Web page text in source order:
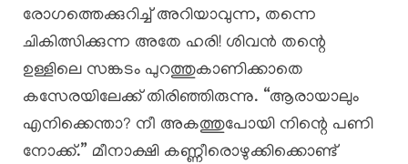
രോഗത്തെക്കുറിച്ച് അറിയാവുന്ന, തന്നെ
ചികിത്സിക്കുന്ന അതേ ഹരി! ശിവൻ തന്റെ
ഉള്ളിലെ സങ്കടം പുറത്തുകാണിക്കാതെ
കസേരയിലേക്ക് തിരിഞ്ഞിരുന്നു. “ആരായാലും
എനിക്കെന്താ? നീ അകത്തുപോയി നിന്റെ പണി
നോക്ക്.” ​മീനാക്ഷി കണ്ണീരൊഴുക്കിക്കൊണ്ട്